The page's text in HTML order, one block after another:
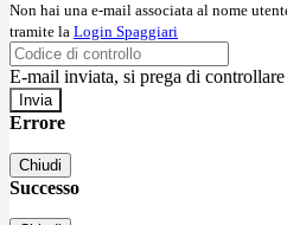
Non hai una e-mail associata al nome
tramite la Login Spaggiari
E-mail inviata, si prega di
Errore
Chiudi
Successo